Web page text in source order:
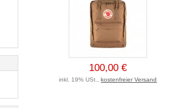
100,00 €
inkl. 19% USt.,kostenfreier Versand